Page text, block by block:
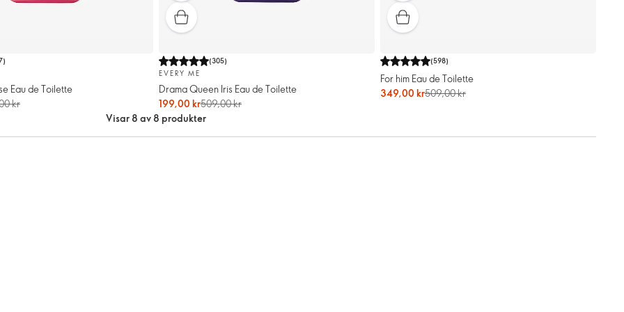
)
Eau de Toilette
kr
(305)
EVERY ME
Drama Queen Iris Eau de Toilette
199,00 kr509,00 kr
(598)
For him Eau de Toilette
349,00 kr509,00 kr
Visar 8 av 8 produkter